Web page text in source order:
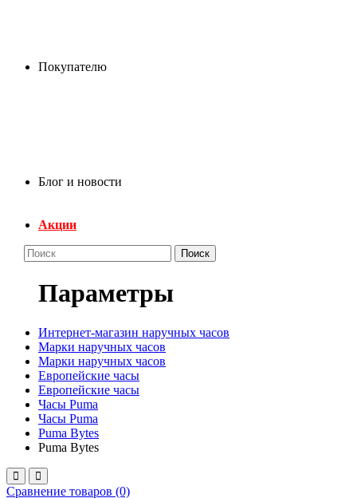
Покупателю
Блог и новости
Акции
Поиск
Параметры
Интернет-магазин наручных часов
Марки наручных часов
Марки наручных часов
Европейские часы
Европейские часы
Часы Puma
Часы Puma
Puma Bytes
Puma Bytes
Сравнение товаров (0)